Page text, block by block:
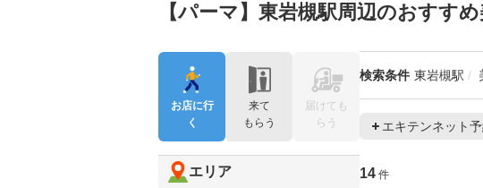
【パーマ】東岩槻駅周辺のおすす
検索条件 東岩槻駅
エキテンネット
14 件
お店に行
く
来て
もらう
届けても
らう
エリア